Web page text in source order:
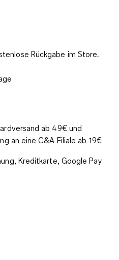
Rückgabe im Store.
ab 49€ und
an eine C&A Filiale ab 19€
Kreditkarte, Google Pay